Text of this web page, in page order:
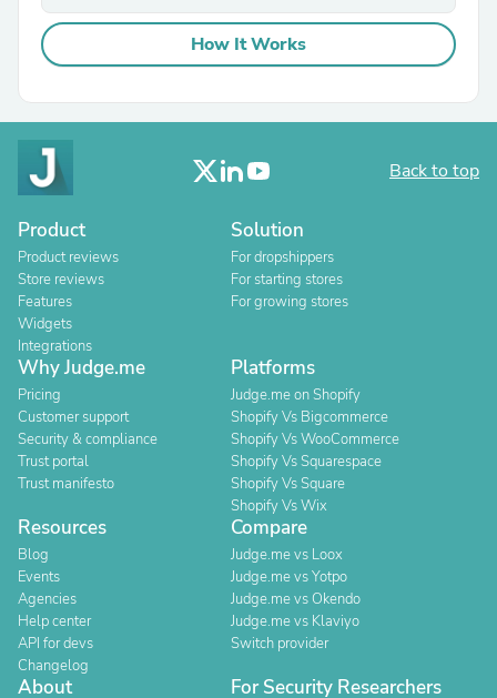
How It Works
Back to top
Product
Product reviews
Store reviews
Features
Widgets
Integrations
Solution
For dropshippers
For starting stores
For growing stores
Why Judge.me
Pricing
Customer support
Security & compliance
Trust portal
Trust manifesto
Platforms
Judge.me on Shopify
Shopify Vs Bigcommerce
Shopify Vs WooCommerce
Shopify Vs Squarespace
Shopify Vs Square
Shopify Vs Wix
Resources
Blog
Events
Agencies
Help center
API for devs
Changelog
Compare
Judge.me vs Loox
Judge.me vs Yotpo
Judge.me vs Okendo
Judge.me vs Klaviyo
Switch provider
About For Security Researchers